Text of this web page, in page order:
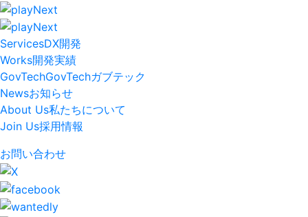
ServicesDX開発
Works開発実績
GovTechGovTechガブテック
Newsお知らせ
About Us私たちについて
Join Us採用情報
お問い合わせ